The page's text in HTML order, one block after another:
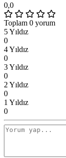
0,0
Toplam 0 yorum
5 Yıldız
0
4 Yıldız
0
3 Yıldız
0
2 Yıldız
0
1 Yıldız
0